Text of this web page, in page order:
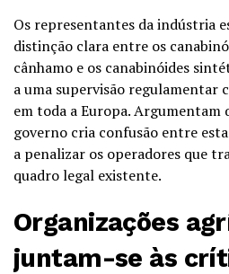
Os representantes da indústria
distinção clara entre os
cânhamo e os canabinóides
a uma supervisão regulamentar
em toda a Europa. Argumentam
governo cria confusão entre
a penalizar os operadores que
quadro legal existente.
Organizações
juntam-se às